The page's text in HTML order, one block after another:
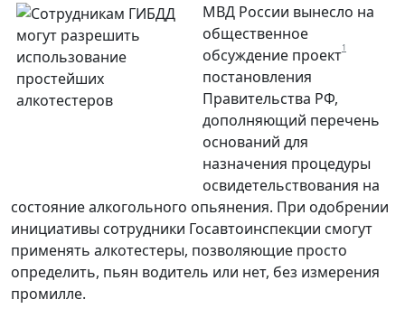
МВД России вынесло на
общественное
обсуждение проект1
постановления
Правительства РФ,
дополняющий перечень
оснований для
назначения процедуры
освидетельствования на
состояние алкогольного опьянения. При одобрении
инициативы сотрудники Госавтоинспекции смогут
применять алкотестеры, позволяющие просто
определить, пьян водитель или нет, без измерения
промилле.